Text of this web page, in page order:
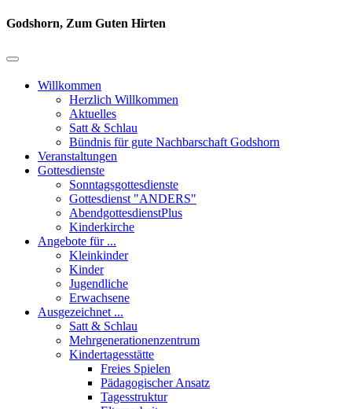
Godshorn, Zum Guten Hirten
Willkommen
Herzlich Willkommen
Aktuelles
Satt & Schlau
Bündnis für gute Nachbarschaft Godshorn
Veranstaltungen
Gottesdienste
Sonntagsgottesdienste
Gottesdienst "ANDERS"
AbendgottesdienstPlus
Kinderkirche
Angebote für ...
Kleinkinder
Kinder
Jugendliche
Erwachsene
Ausgezeichnet ...
Satt & Schlau
Mehrgenerationenzentrum
Kindertagesstätte
Freies Spielen
Pädagogischer Ansatz
Tagesstruktur